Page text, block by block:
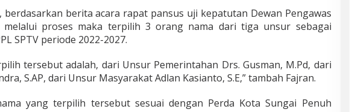
w
a
n
n
g
w
berdasarkan berita acara rapat pansus uji kepatutan Dewan Pengawas
melalui proses maka terpilih 3 orang nama dari tiga unsur sebagai
SPTV periode 2022-2027.
tersebut adalah, dari Unsur Pemerintahan Drs. Gusman, M.Pd, dari
S.AP, dari Unsur Masyarakat Adlan Kasianto, S.E,” tambah Fajran.
yang terpilih tersebut sesuai dengan Perda Kota Sungai Penuh